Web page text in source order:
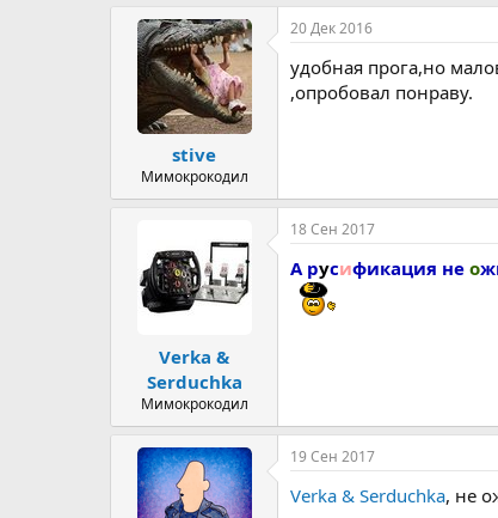
stive
Мимокрокодил
20 Дек 2016
удобная прога,но
,опробовал понраву.
Verka &
Serduchka
Мимокрокодил
18 Сен 2017
А русификация не о
19 Сен 2017
Verka & Serduchka, не